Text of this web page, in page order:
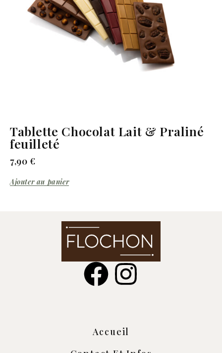
Tablette Chocolat Lait & Praliné
feuilleté
7,90 €
Ajouter au panier
Accueil